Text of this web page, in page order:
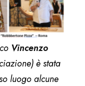
Vincenzo
è stata
luogo alcune